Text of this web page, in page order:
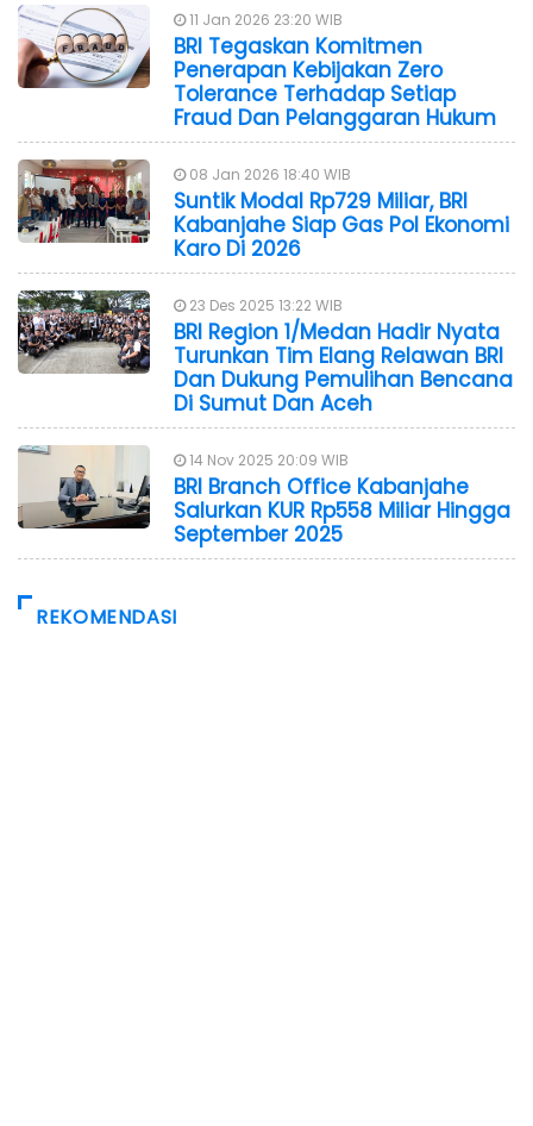
11 Jan 2026 23:20 WIB
BRI Tegaskan Komitmen
Penerapan Kebijakan Zero
Tolerance Terhadap Setiap
Fraud Dan Pelanggaran Hukum
08 Jan 2026 18:40 WIB
Suntik Modal Rp729 Miliar, BRI
Kabanjahe Siap Gas Pol Ekonomi
Karo Di 2026
23 Des 2025 13:22 WIB
BRI Region 1/Medan Hadir Nyata
Turunkan Tim Elang Relawan BRI
Dan Dukung Pemulihan Bencana
Di Sumut Dan Aceh
14 Nov 2025 20:09 WIB
BRI Branch Office Kabanjahe
Salurkan KUR Rp558 Miliar Hingga
September 2025
REKOMENDASI